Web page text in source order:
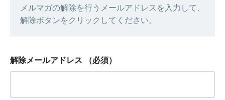
メルマガの解除を行うメールアドレスを入力して、
解除ボタンをクリックしてください。
解除メールアドレス （必須）